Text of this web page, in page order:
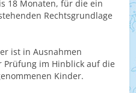
18 Monaten, für die ein
Rechtsgrundlage
ist in Ausnahmen
im Hinblick auf die
Kinder.